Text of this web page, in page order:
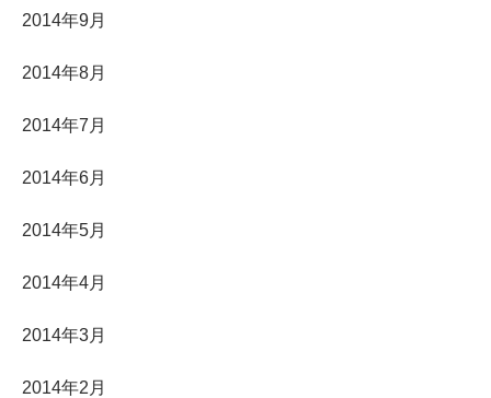
2014年9月
2014年8月
2014年7月
2014年6月
2014年5月
2014年4月
2014年3月
2014年2月